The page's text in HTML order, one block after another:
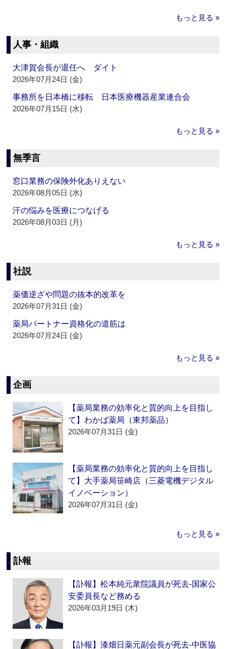
もっと見る »
人事・組織
大津賀会長が退任へ ダイト
2026年07月24日 (金)
事務所を日本橋に移転 日本医療機器産業連合会
2026年07月15日 (水)
もっと見る »
無季言
窓口業務の保険外化ありえない
2026年08月05日 (水)
汗の悩みを医療につなげる
2026年08月03日 (月)
もっと見る »
社説
薬価逆ざや問題の抜本的改革を
2026年07月31日 (金)
薬局パートナー資格化の道筋は
2026年07月24日 (金)
もっと見る »
企画
【薬局業務の効率化と質的向上を目指し
て】わかば薬局（東邦薬品）
2026年07月31日 (金)
【薬局業務の効率化と質的向上を目指し
て】大手薬局笹崎店（三菱電機デジタル
イノベーション）
2026年07月31日 (金)
もっと見る »
訃報
【訃報】松本純元衆院議員が死去‐国家公
安委員長など務める
2026年03月19日 (木)
【訃報】漆畑日薬元副会長が死去‐中医協